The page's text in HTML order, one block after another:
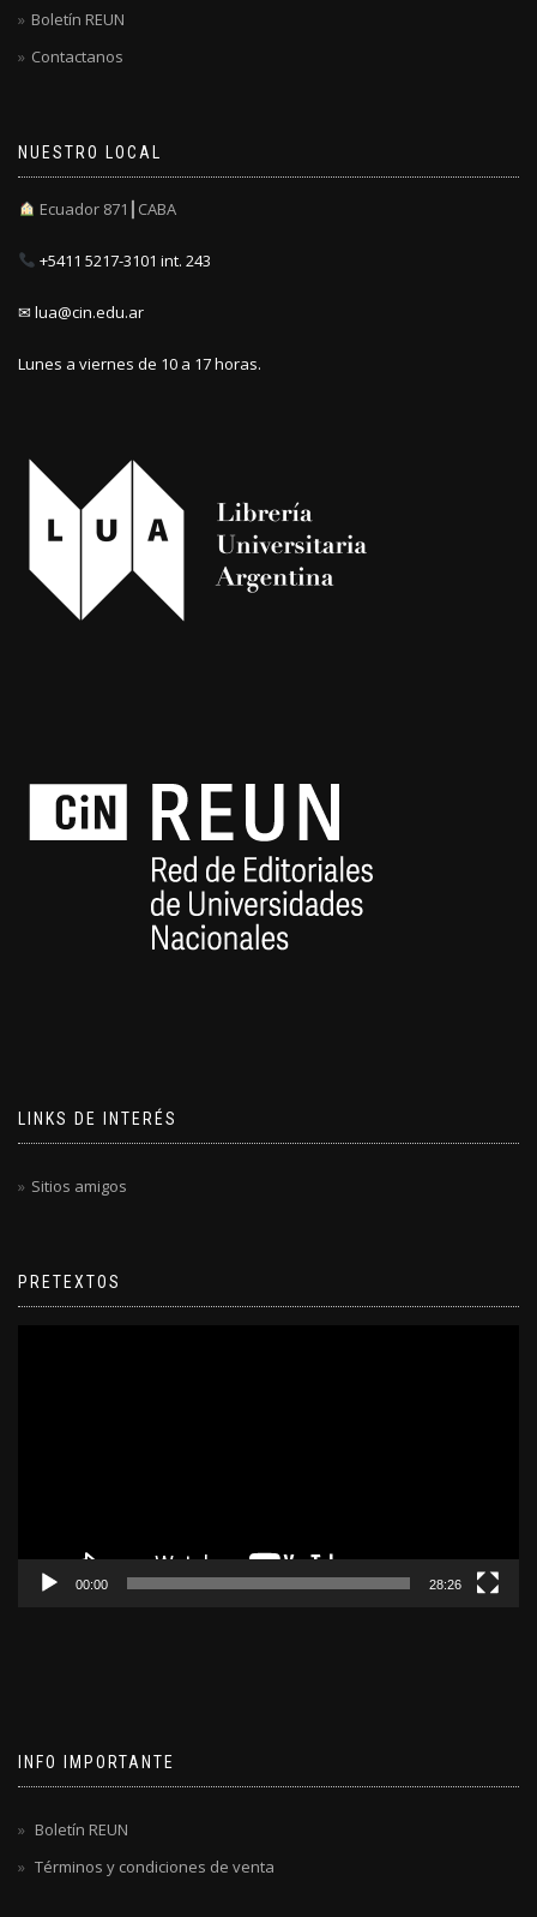
Boletín REUN
Contactanos
NUESTRO LOCAL
Ecuador 871┃CABA
+5411 5217-3101 int. 243
✉ lua@cin.edu.ar
Lunes a viernes de 10 a 17 horas.
LINKS DE INTERÉS
Sitios amigos
PRETEXTOS
00:00 28:26
INFO IMPORTANTE
Boletín REUN
Términos y condiciones de venta